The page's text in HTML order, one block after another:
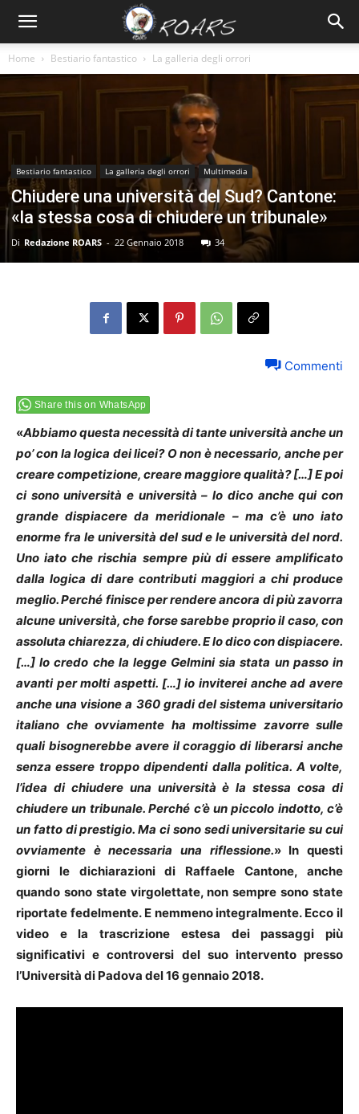
Home Bestiario fantastico La galleria degli orrori
Bestiario fantastico La galleria degli orrori Multimedia
Chiudere una università del Sud? Cantone:
«la stessa cosa di chiudere un tribunale»
Di Redazione ROARS - 22 Gennaio 2018 34
Commenti
Share this on WhatsApp
«Abbiamo questa necessità di tante università anche un
po’ con la logica dei licei? O non è necessario, anche per
creare competizione, creare maggiore qualità? […] E poi
ci sono università e università – lo dico anche qui con
grande dispiacere da meridionale – ma c’è uno iato
enorme fra le università del sud e le università del nord.
Uno iato che rischia sempre più di essere amplificato
dalla logica di dare contributi maggiori a chi produce
meglio. Perché finisce per rendere ancora di più zavorra
alcune università, che forse sarebbe proprio il caso, con
assoluta chiarezza, di chiudere. E lo dico con dispiacere.
[…] Io credo che la legge Gelmini sia stata un passo in
avanti per molti aspetti. […] io inviterei anche ad avere
anche una visione a 360 gradi del sistema universitario
italiano che ovviamente ha moltissime zavorre sulle
quali bisognerebbe avere il coraggio di liberarsi anche
senza essere troppo dipendenti dalla politica. A volte,
l’idea di chiudere una università è la stessa cosa di
chiudere un tribunale. Perché c’è un piccolo indotto, c’è
un fatto di prestigio. Ma ci sono sedi universitarie su cui
ovviamente è necessaria una riflessione.» In questi
giorni le dichiarazioni di Raffaele Cantone, anche
quando sono state virgolettate, non sempre sono state
riportate fedelmente. E nemmeno integralmente. Ecco il
video e la trascrizione estesa dei passaggi più
significativi e controversi del suo intervento presso
l’Università di Padova del 16 gennaio 2018.